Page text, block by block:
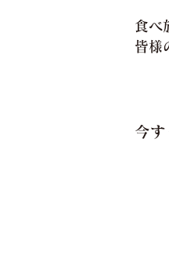
食べ
皆様
今す